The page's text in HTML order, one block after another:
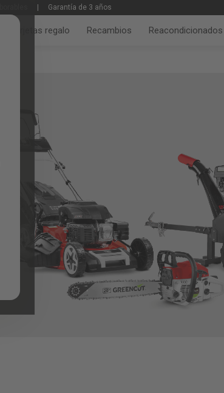
Garantía de 3 años
Tarjetas regalo Recambios Reacondicionados